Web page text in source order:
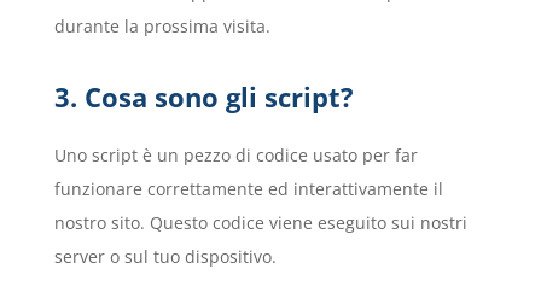
durante la prossima visita.
3. Cosa sono gli script?
Uno script è un pezzo di codice usato per far
funzionare correttamente ed interattivamente il
nostro sito. Questo codice viene eseguito sui nostri
server o sul tuo dispositivo.